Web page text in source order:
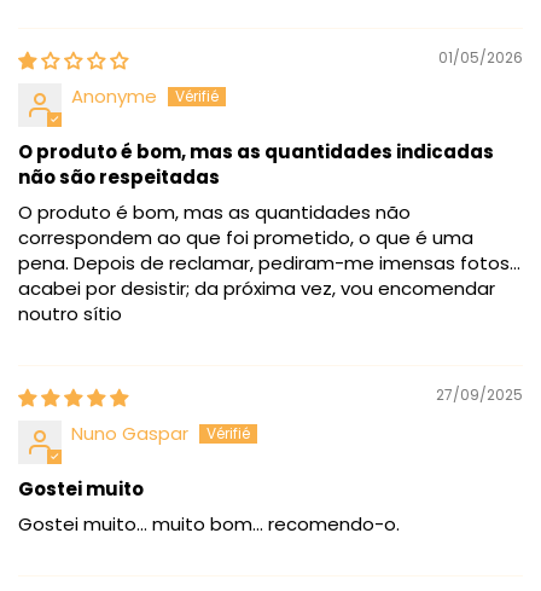
01/05/2026
Anonyme
O produto é bom, mas as quantidades indicadas
não são respeitadas
O produto é bom, mas as quantidades não
correspondem ao que foi prometido, o que é uma
pena. Depois de reclamar, pediram-me imensas fotos...
acabei por desistir; da próxima vez, vou encomendar
noutro sítio
27/09/2025
Nuno Gaspar
Gostei muito
Gostei muito... muito bom... recomendo-o.